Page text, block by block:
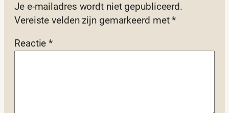
Je e-mailadres wordt niet gepubliceerd.
Vereiste velden zijn gemarkeerd met*
Reactie*